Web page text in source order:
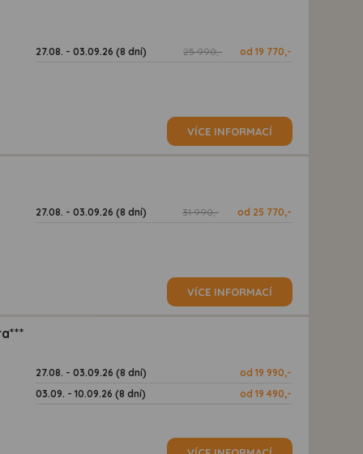
27.08. - 03.09.26 (8 dní) 25 990,- od 19 770,-
VÍCE INFORMACÍ
27.08. - 03.09.26 (8 dní) 31 990,- od 25 770,-
VÍCE INFORMACÍ
27.08. - 03.09.26 (8 dní)
od 19 990,-
03.09. - 10.09.26 (8 dní)
od 19 490,-